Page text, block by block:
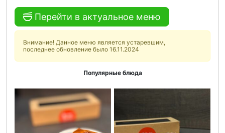
Перейти в актуальное меню
Внимание! Данное меню является устаревшим,
последнее обновление было 16.11.2024
Популярные блюда